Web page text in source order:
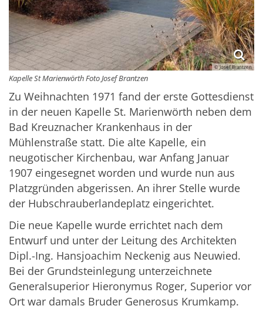
© Josef Brantzen
Kapelle St Marienwörth Foto Josef Brantzen
Zu Weihnachten 1971 fand der erste Gottesdienst
in der neuen Kapelle St. Marienwörth neben dem
Bad Kreuznacher Krankenhaus in der
Mühlenstraße statt. Die alte Kapelle, ein
neugotischer Kirchenbau, war Anfang Januar
1907 eingesegnet worden und wurde nun aus
Platzgründen abgerissen. An ihrer Stelle wurde
der Hubschrauberlandeplatz eingerichtet.
Die neue Kapelle wurde errichtet nach dem
Entwurf und unter der Leitung des Architekten
Dipl.-Ing. Hansjoachim Neckenig aus Neuwied.
Bei der Grundsteinlegung unterzeichnete
Generalsuperior Hieronymus Roger, Superior vor
Ort war damals Bruder Generosus Krumkamp.